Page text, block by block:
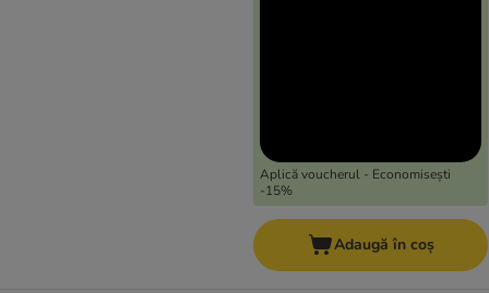
Aplică voucherul - Economisești
-15%
Adaugă în coș